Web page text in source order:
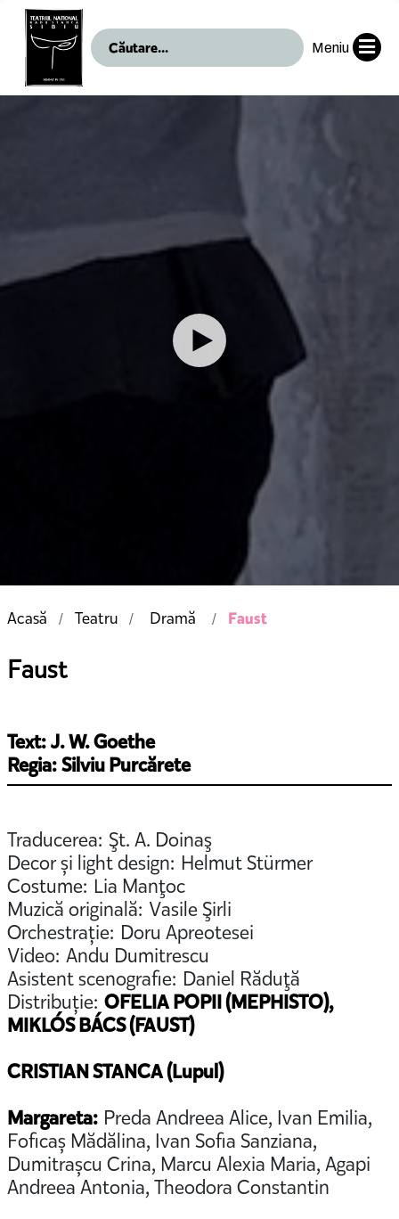
Meniu
Acasă Teatru Dramă Faust
Faust
Text: J. W. Goethe
Regia: Silviu Purcărete
Traducerea: Şt. A. Doinaş
Decor și light design: Helmut Stürmer
Costume: Lia Manţoc
Muzică originală: Vasile Şirli
Orchestrație: Doru Apreotesei
Video: Andu Dumitrescu
Asistent scenografie: Daniel Răduţă
Distribuție: OFELIA POPII (MEPHISTO),
MIKLÓS BÁCS (FAUST)
CRISTIAN STANCA (Lupul)
Margareta: Preda Andreea Alice, Ivan Emilia,
Foficaș Mădălina, Ivan Sofia Sanziana,
Dumitrașcu Crina, Marcu Alexia Maria, Agapi
Andreea Antonia, Theodora Constantin